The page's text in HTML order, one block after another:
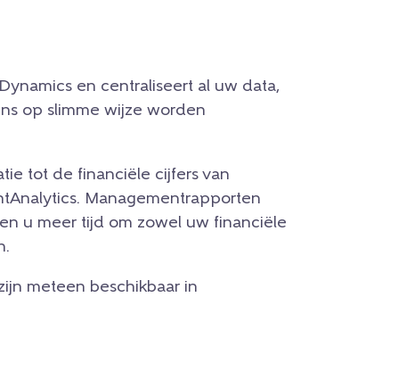
en centraliseert al uw data,
op slimme wijze worden
tot de financiële cijfers van
Managementrapporten
u meer tijd om zowel uw financiële
meteen beschikbaar in